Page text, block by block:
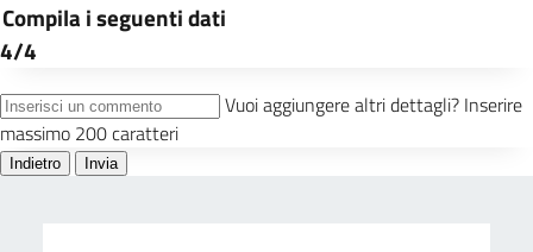
del compenso per l’attività prestata
necessario per il cittadino recarsi
personalmente per il ritiro presso le filiali
bancarie. Percentuale auspicata 70%